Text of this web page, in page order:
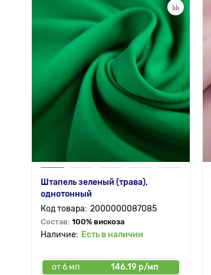
Штапель зеленый (трава),
однотонный
2000000087085
Состав: 100% вискоза
Есть в наличии
от 6 мп
146.19 р/мп